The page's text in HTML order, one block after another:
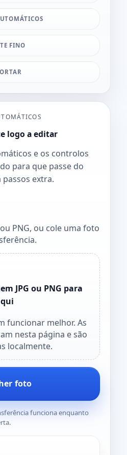
FINO
logo a editar
e os controlos
para que passe do
extra.
PNG, ou cole uma foto
JPG ou PNG para
funcionar melhor. As
nesta página e são
localmente.
foto
funciona enquanto